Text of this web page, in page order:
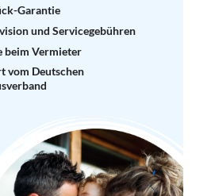
Garantie
und Servicegebühren
beim Vermieter
vom Deutschen